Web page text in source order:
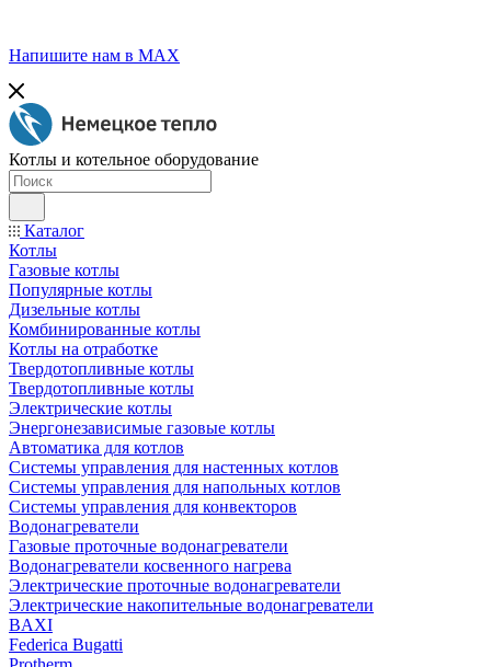
Напишите нам в МАХ
Котлы и котельное оборудование
Каталог
Котлы
Газовые котлы
Популярные котлы
Дизельные котлы
Комбинированные котлы
Котлы на отработке
Твердотопливные котлы
Твердотопливные котлы
Электрические котлы
Энергонезависимые газовые котлы
Автоматика для котлов
Системы управления для настенных котлов
Системы управления для напольных котлов
Системы управления для конвекторов
Водонагреватели
Газовые проточные водонагреватели
Водонагреватели косвенного нагрева
Электрические проточные водонагреватели
Электрические накопительные водонагреватели
BAXI
Federica Bugatti